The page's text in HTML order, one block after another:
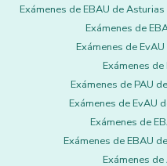
Exámenes de EBAU de Asturias
Exámenes de
Exámenes de
Exámenes
Exámenes de PAU
Exámenes de EvAU
Exámenes de
Exámenes de EBAU
Exámenes